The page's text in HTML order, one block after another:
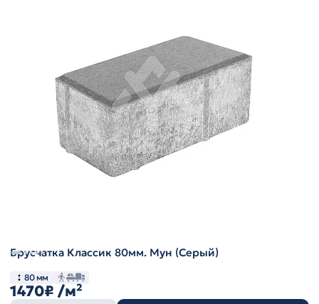
Брусчатка Классик 80мм. Мун (Серый)
80 мм
1470₽ /м²